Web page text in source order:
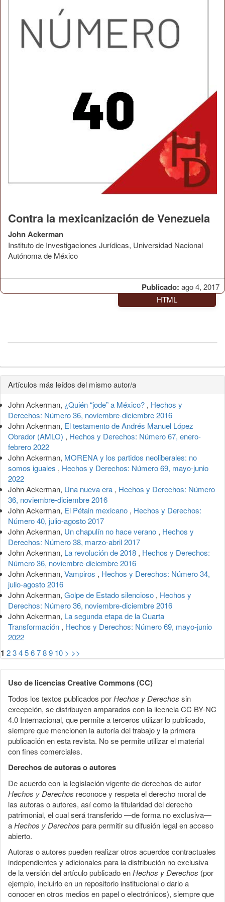
Publicado: ago 4, 2017
Contra la mexicanización de Venezuela
John Ackerman
Instituto de Investigaciones Jurídicas, Universidad Nacional
Autónoma de México
HTML
Detalles
del
artículo
Artículos más leídos del mismo autor/a
John Ackerman, ¿Quién “jode” a México? , Hechos y
Derechos: Número 36, noviembre-diciembre 2016
John Ackerman, El testamento de Andrés Manuel López
Obrador (AMLO) , Hechos y Derechos: Número 67, enero-
febrero 2022
John Ackerman, MORENA y los partidos neoliberales: no
somos iguales , Hechos y Derechos: Número 69, mayo-junio
2022
John Ackerman, Una nueva era , Hechos y Derechos: Número
36, noviembre-diciembre 2016
John Ackerman, El Pétain mexicano , Hechos y Derechos:
Número 40, julio-agosto 2017
John Ackerman, Un chapulín no hace verano , Hechos y
Derechos: Número 38, marzo-abril 2017
John Ackerman, La revolución de 2018 , Hechos y Derechos:
Número 36, noviembre-diciembre 2016
John Ackerman, Vampiros , Hechos y Derechos: Número 34,
julio-agosto 2016
John Ackerman, Golpe de Estado silencioso , Hechos y
Derechos: Número 36, noviembre-diciembre 2016
John Ackerman, La segunda etapa de la Cuarta
Transformación , Hechos y Derechos: Número 69, mayo-junio
2022
1 23456789 10 > >>
Uso de licencias Creative Commons (CC)
Todos los textos publicados porHechos y Derechos sin
excepción, se distribuyen amparados con la licencia CC BY-NC
4.0 Internacional, que permite a terceros utilizar lo publicado,
siempre que mencionen la autoría del trabajo y la primera
publicación en esta revista. No se permite utilizar el material
con fines comerciales.
Derechos de autoras o autores
De acuerdo con la legislación vigente de derechos de autor
Hechos y Derechos reconoce y respeta el derecho moral de
las autoras o autores, así como la titularidad del derecho
patrimonial, el cual será transferido —de forma no exclusiva—
aHechos y Derechos para permitir su difusión legal en acceso
abierto.
Autoras o autores pueden realizar otros acuerdos contractuales
independientes y adicionales para la distribución no exclusiva
de la versión del artículo publicado enHechos y Derechos (por
ejemplo, incluirlo en un repositorio institucional o darlo a
conocer en otros medios en papel o electrónicos), siempre que